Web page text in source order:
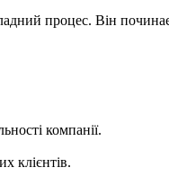
процес. Він
компанії.
клієнтів.